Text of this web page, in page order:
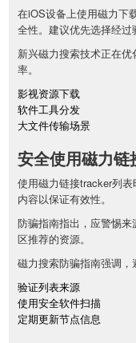
在iOS设备上使用磁力下
全性。建议优先选择经过
新兴磁力搜索技术正在
率。
影视资源下载
软件工具分发
大文件传输场景
安全使用磁力
使用磁力链接tracker列
内容以保证有效性。
防骗指南指出，应警惕
区推荐的资源。
磁力搜索防骗指南强调，
验证列表来源
使用安全软件扫描
定期更新节点信息